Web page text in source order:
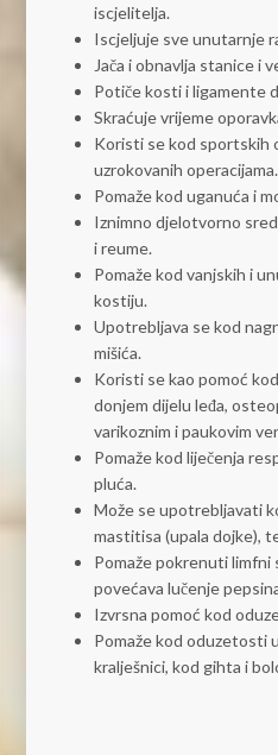
iscjelitelja.
Iscjeljuje sve unutarnje
Jača i obnavlja stanice i
Potiče kosti i ligamente
Skraćuje vrijeme
Koristi se kod sportskih
uzrokovanih operacijama.
Pomaže kod uganuća i
Iznimno djelotvorno
i reume.
Pomaže kod vanjskih i
kostiju.
Upotrebljava se kod
mišića.
Koristi se kao pomoć
donjem dijelu leđa,
varikoznim i paukovim
Pomaže kod liječenja
pluća.
Može se upotrebljavati
mastitisa (upala dojke),
Pomaže pokrenuti limfni
povećava lučenje
Izvrsna pomoć kod
Pomaže kod oduzetosti
kralješnici, kod gihta i